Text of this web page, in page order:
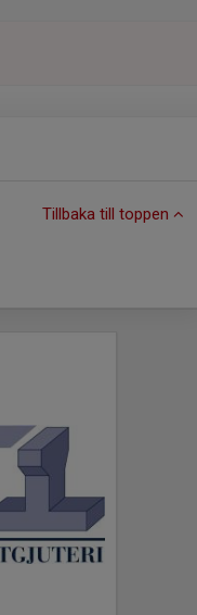
Tillbaka till toppen